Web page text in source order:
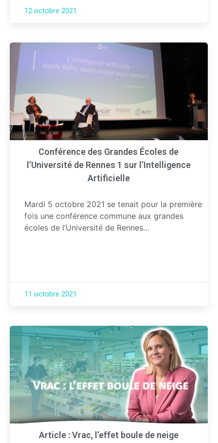
12 octobre 2021
Conférence des Grandes Écoles de
l’Université de Rennes 1 sur l’Intelligence
Artificielle
Mardi 5 octobre 2021 se tenait pour la première
fois une conférence commune aux grandes
écoles de l’Université de Rennes…
11 octobre 2021
Article : Vrac, l’effet boule de neige